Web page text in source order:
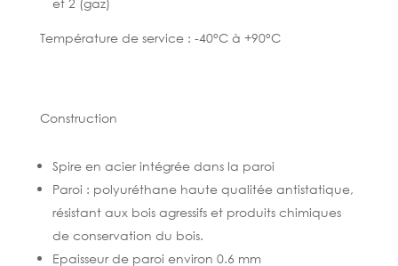
Température de service : -40°C à +90°C
Construction
Spire en acier intégrée dans la paroi
Paroi : polyuréthane haute qualitée antistatique,
résistant aux bois agressifs et produits chimiques
de conservation du bois.
Epaisseur de paroi environ 0.6 mm